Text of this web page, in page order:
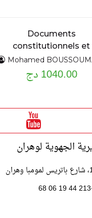
Documents
constitutionnels et
politiques 1919 -
TI
Mohamed
1040.00 دج
الجهوية لوهران